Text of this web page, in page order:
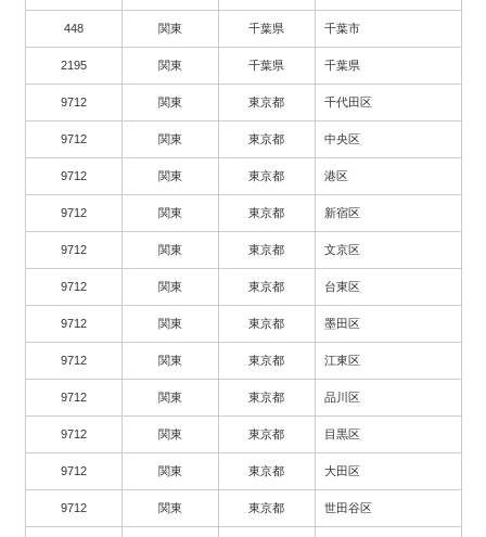
448 関東 千葉県 千葉市
2195 関東 千葉県 千葉県
9712 関東 東京都 千代田区
9712 関東 東京都 中央区
9712 関東 東京都 港区
9712 関東 東京都 新宿区
9712 関東 東京都 文京区
9712 関東 東京都 台東区
9712 関東 東京都 墨田区
9712 関東 東京都 江東区
9712 関東 東京都 品川区
9712 関東 東京都 目黒区
9712 関東 東京都 大田区
9712 関東 東京都 世田谷区